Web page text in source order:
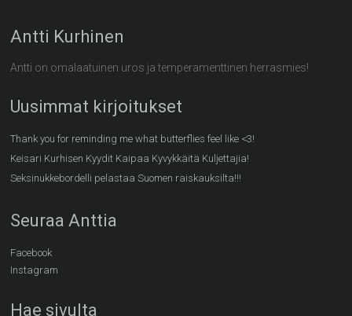
Antti Kurhinen
Antti on omalaatuinen uros ja temperamenttinen herrasmies!
Uusimmat kirjoitukset
Thank you for reminding me what butterflies feel like <3!
Keisari Kurhisen Kyydit Kaipaa Kyvykkäitä Kuljettajia!
Seksinukkebordelli pelastaa Suomen raiskauksilta!!!
Seuraa Anttia
Facebook
Instagram
Hae sivulta